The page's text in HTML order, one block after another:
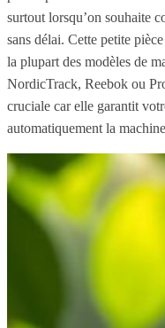
surtout lorsqu’on souhaite
sans délai. Cette petite
la plupart des modèles de
NordicTrack, Reebok ou
cruciale car elle garantit
automatiquement la